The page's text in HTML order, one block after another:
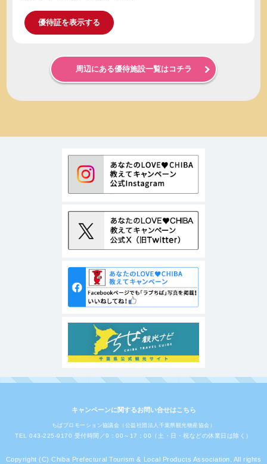
優待証を表示する
周辺にある優待施設一覧はコチラ
キャンペーンに関するお問い合せはこちら
ちばプロモーション協議会（公益社団法人千葉県観光物産協会）
TEL 043-225-9170 受付時間／9：00～17：00（土・日・祝などの休業日は除く）
Copyright (C) Chiba Prefectural Tourism & Local Products Association. All rights